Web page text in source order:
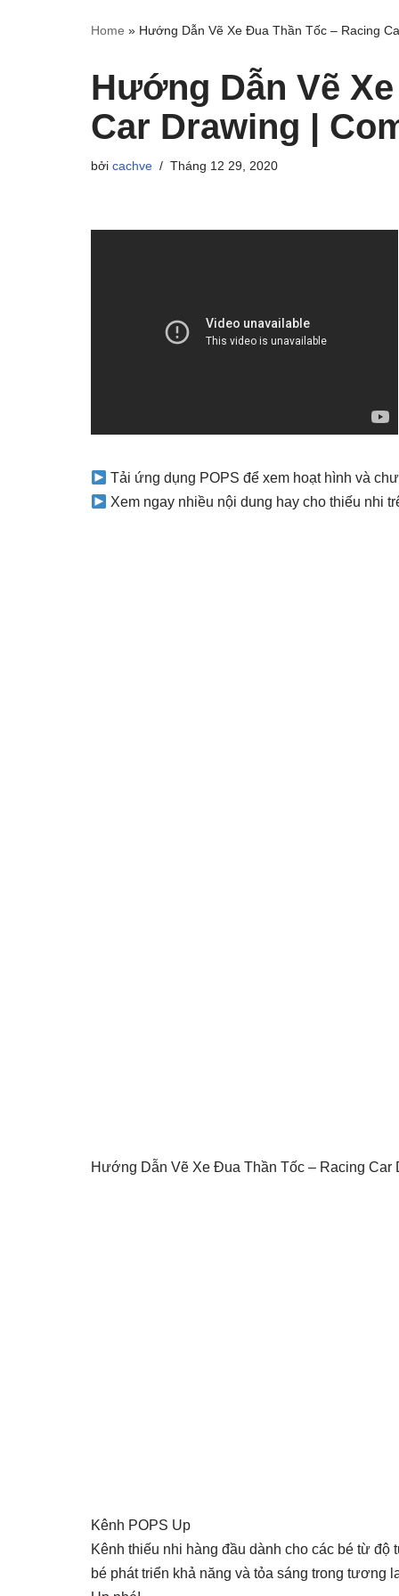
Home » Hướng Dẫn Vẽ Xe Đua Thần Tốc – Racing
Hướng Dẫn Vẽ
Car Drawing |
bởi cachve Tháng 12 29, 2020
Tải ứng dụng POPS để xem hoạt hình và
Xem ngay nhiều nội dung hay cho thiếu nhi
Hướng Dẫn Vẽ Xe Đua Thần Tốc – Racing Car
Kênh POPS Up
Kênh thiếu nhi hàng đầu dành cho các bé từ
bé phát triển khả năng và tỏa sáng trong tương